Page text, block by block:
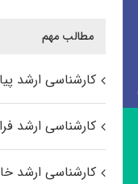
مطالب مهم
کارشناسی ارشد
کارشناسی ارشد
کارشناسی ارشد